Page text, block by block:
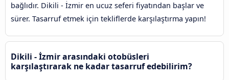
bağlıdır. Dikili - İzmir en ucuz seferi fiyatından başlar ve
sürer. Tasarruf etmek için tekliflerde karşılaştırma yapın!
Dikili - İzmir arasındaki otobüsleri
karşılaştırarak ne kadar tasarruf edebilirim?